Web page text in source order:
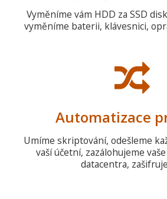
Vyměníme vám HDD za SSD
vyměníme baterii, klávesnici,
Automatizace
Umíme skriptování, odešleme
vaší účetní, zazálohujeme
datacentra,